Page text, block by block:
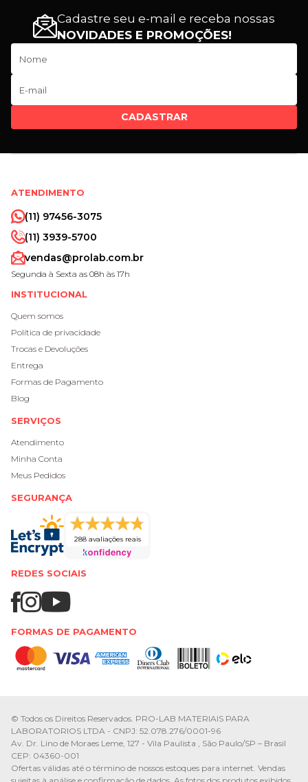
Cadastre seu e-mail e receba nossas
NOVIDADES E PROMOÇÕES!
CADASTRAR
ATENDIMENTO
(11) 97456-3075
(11) 3939-5700
vendas@prolab.com.br
Segunda à Sexta as 08h às 17h
INSTITUCIONAL
Quem somos
Política de privacidade
Trocas e Devoluções
Entrega
Formas de Pagamento
Blog
SERVIÇOS
Atendimento
Minha Conta
Meus Pedidos
SEGURANÇA
288 avaliações reais
REDES SOCIAIS
FORMAS DE PAGAMENTO
© Todos os Direitos Reservados. PRO-LAB MATERIAIS PARA
LABORATORIOS LTDA - CNPJ: 52.078.276/0001-96
Av. Dr. Lino de Moraes Leme, 127 - Vila Paulista , São Paulo/SP – Brasil
CEP: 04360-001
Ofertas válidas até o término de nossos estoques para internet. Vendas